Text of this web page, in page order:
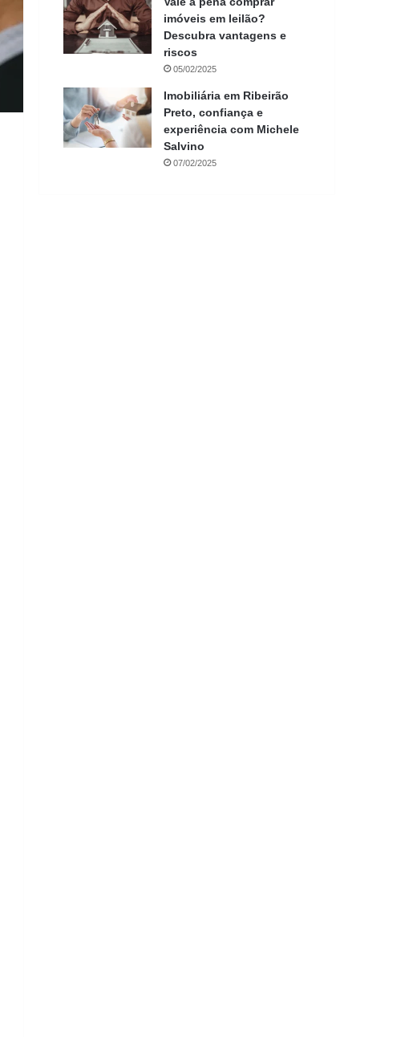
imóveis em leilão?
Descubra vantagens e
riscos
05/02/2025
Imobiliária em Ribeirão
Preto, confiança e
experiência com Michele
Salvino
07/02/2025